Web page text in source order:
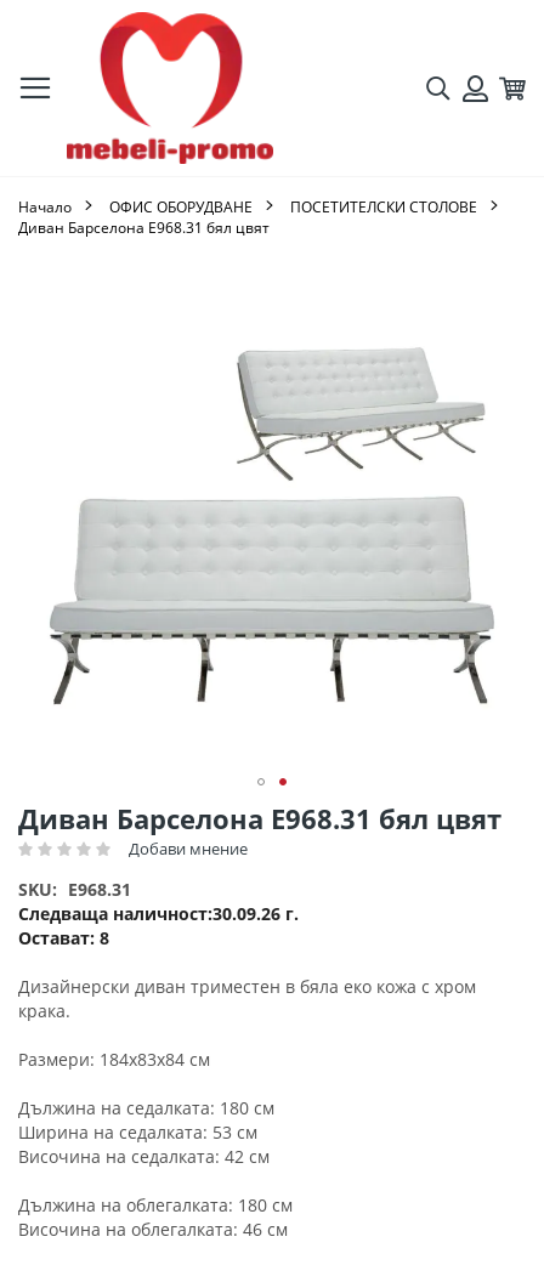
Търсене
Начало ОФИС ОБОРУДВАНЕ
ПОСЕТИТЕЛСКИ СТОЛОВЕ
Диван Барселона Ε968.31 бял цвят
Диван Барселона Ε968.31 бял цвят
Рейтинг: Добави мнение
Остават: 8
SKU
E968.31
Следваща наличност 30.09.26 г.
Дизайнерски диван триместен в бяла еко кожа с хром
крака.
Размери: 184x83x84 см
Дължина на седалката: 180 см
Ширина на седалката: 53 см
Височина на седалката: 42 см
Дължина на облегалката: 180 см
Височина на облегалката: 46 см
Преминете
към
началото
на
галерия
със